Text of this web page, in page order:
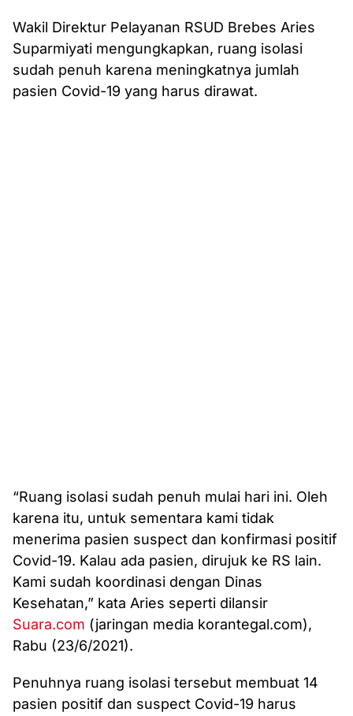
Wakil Direktur Pelayanan RSUD Brebes Aries
Suparmiyati mengungkapkan, ruang isolasi
sudah penuh karena meningkatnya jumlah
pasien Covid-19 yang harus dirawat.
“Ruang isolasi sudah penuh mulai hari ini. Oleh
karena itu, untuk sementara kami tidak
menerima pasien suspect dan konfirmasi positif
Covid-19. Kalau ada pasien, dirujuk ke RS lain.
Kami sudah koordinasi dengan Dinas
Kesehatan,” kata Aries seperti dilansir
Suara.com (jaringan media korantegal.com),
Rabu (23/6/2021).
‎Penuhnya ruang isolasi tersebut membuat ‎14
pasien positif dan suspect Covid-19 harus